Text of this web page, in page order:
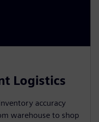
Logistics
accuracy
warehouse to shop